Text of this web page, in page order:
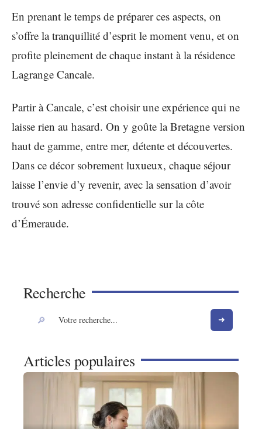
En prenant le temps de préparer ces aspects, on
s’offre la tranquillité d’esprit le moment venu, et on
profite pleinement de chaque instant à la résidence
Lagrange Cancale.
Partir à Cancale, c’est choisir une expérience qui ne
laisse rien au hasard. On y goûte la Bretagne version
haut de gamme, entre mer, détente et découvertes.
Dans ce décor sobrement luxueux, chaque séjour
laisse l’envie d’y revenir, avec la sensation d’avoir
trouvé son adresse confidentielle sur la côte
d’Émeraude.
Recherche
Articles populaires